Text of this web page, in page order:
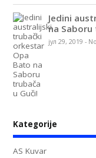
Jedini
na Saboru
јул 29, 2019 -
Kategorije
AS Kuvar